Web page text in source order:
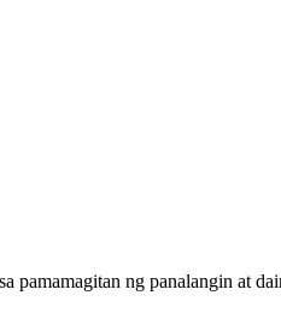
pamamagitan ng panalangin at